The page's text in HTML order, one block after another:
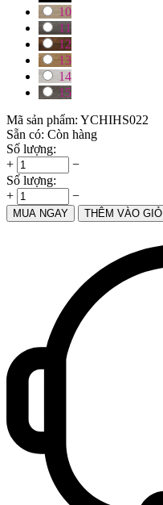
10
11
12
13
14
15
Mã sản phẩm: YCHIHS022
Sẵn có: Còn hàng
Số lượng:
+
−
Số lượng:
+
−
MUA NGAY THÊM VÀO GIỎ